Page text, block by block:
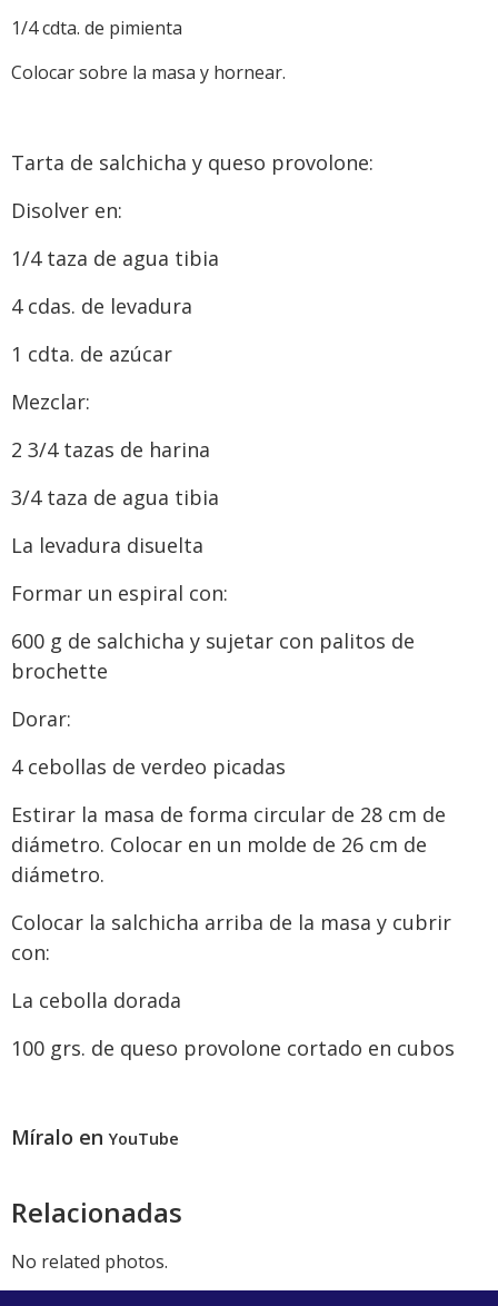
1/4 cdta. de pimienta
Colocar sobre la masa y hornear.
Tarta de salchicha y queso provolone:
Disolver en:
1/4 taza de agua tibia
4 cdas. de levadura
1 cdta. de azúcar
Mezclar:
2 3/4 tazas de harina
3/4 taza de agua tibia
La levadura disuelta
Formar un espiral con:
600 g de salchicha y sujetar con palitos de
brochette
Dorar:
4 cebollas de verdeo picadas
Estirar la masa de forma circular de 28 cm de
diámetro. Colocar en un molde de 26 cm de
diámetro.
Colocar la salchicha arriba de la masa y cubrir
con:
La cebolla dorada
100 grs. de queso provolone cortado en cubos
Míralo enYouTube
Relacionadas
No related photos.